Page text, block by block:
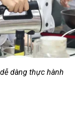
dàng thực hành